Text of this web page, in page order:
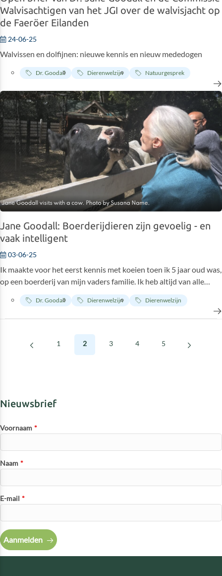
Walvisachtigen van het JGI over de walvisjacht op
de Faeröer Eilanden
24-06-25
Walvissen en dolfijnen: nieuwe kennis en nieuw mededogen
Dr. Goodall Dierenwelzijn Natuurgesprek
Jane Goodall: Boerderijdieren zijn gevoelig - en
vaak intelligent
03-06-25
Ik maakte voor het eerst kennis met koeien toen ik 5 jaar oud was,
op een boerderij van mijn vaders familie. Ik heb altijd van alle
dieren gehouden en ik herinner me dat ik zo opgewonden was
toen ik de koeien en hun kalveren in een groot veld zag, de
Dr. Goodall Dierenwelzijn Dierenwelzijn
1 2 3 4 5
Nieuwsbrief
Voornaam *
Naam *
E-mail *
Aanmelden